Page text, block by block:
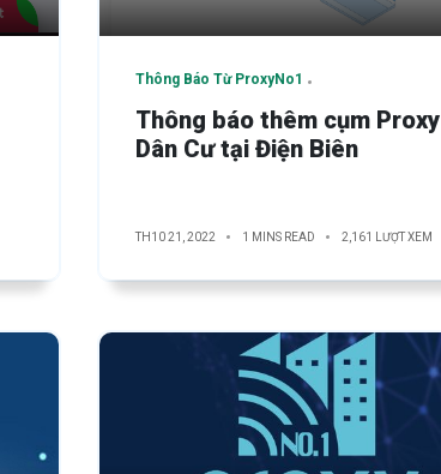
Thông Báo Từ ProxyNo1
Thông báo thêm cụm Proxy
Dân Cư tại Điện Biên
TH10 21, 2022 1 MINS READ 2,161 LƯỢT XEM